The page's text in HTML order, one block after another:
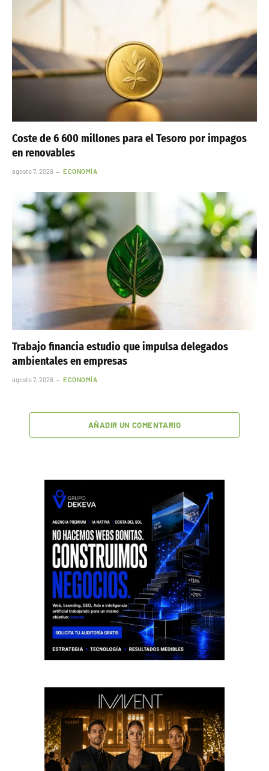
Coste de 6 600 millones para el Tesoro por impagos
en renovables
agosto 7, 2026 ECONOMÍA
Trabajo financia estudio que impulsa delegados
ambientales en empresas
agosto 7, 2026 ECONOMÍA
AÑADIR UN COMENTARIO